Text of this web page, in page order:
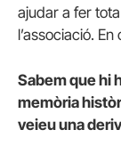
ajudar a fer
l’associació.
Sabem que hi
memòria
veieu una